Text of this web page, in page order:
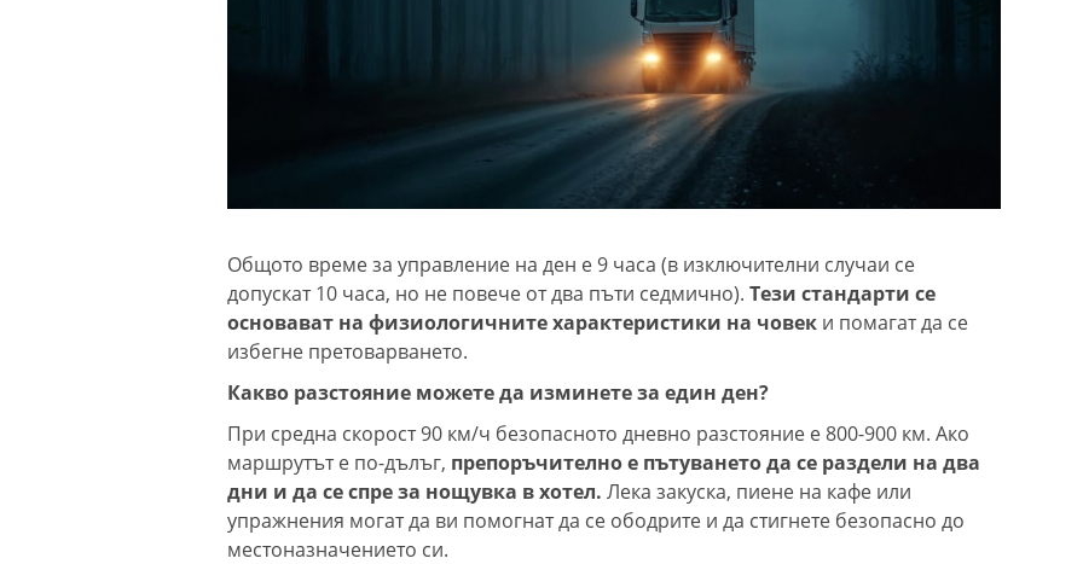
Общото време за управление на ден е 9 часа (в изключителни случаи се
допускат 10 часа, но не повече от два пъти седмично). Тези стандарти се
основават на физиологичните характеристики на човек и помагат да се
избегне претоварването.
Какво разстояние можете да изминете за един ден?
При средна скорост 90 км/ч безопасното дневно разстояние е 800-900 км. Ако
маршрутът е по-дълъг, препоръчително е пътуването да се раздели на два
дни и да се спре за нощувка в хотел. Лека закуска, пиене на кафе или
упражнения могат да ви помогнат да се ободрите и да стигнете безопасно до
местоназначението си.